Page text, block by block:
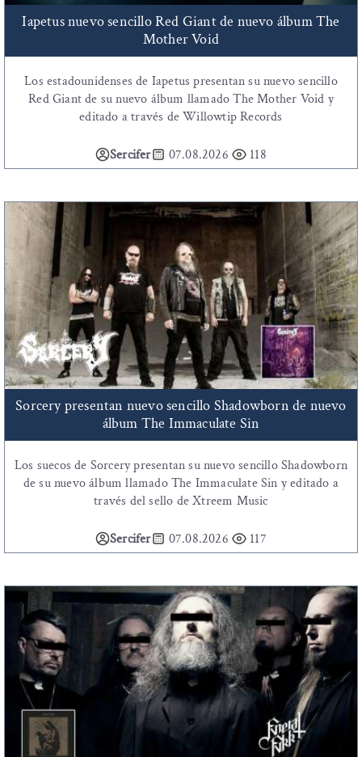
Iapetus nuevo sencillo Red Giant de nuevo álbum The
Mother Void
Los estadounidenses de Iapetus presentan su nuevo sencillo
Red Giant de su nuevo álbum llamado The Mother Void y
editado a través de Willowtip Records
Sercifer 07.08.2026 118
Sorcery presentan nuevo sencillo Shadowborn de nuevo
álbum The Immaculate Sin
Los suecos de Sorcery presentan su nuevo sencillo Shadowborn
de su nuevo álbum llamado The Immaculate Sin y editado a
través del sello de Xtreem Music
Sercifer 07.08.2026 117